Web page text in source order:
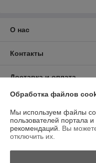
О нас
Контакты
Доставка и оплата
График работы
Полная версия сайта
Обработка файлов
Мы используем файлы
пользователей портала
рекомендаций. Вы
отключить их.